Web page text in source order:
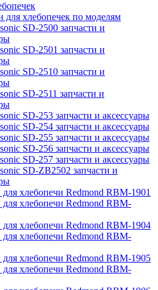
для хлебопечек по моделям
SD-2500 запчасти и
SD-2501 запчасти и
SD-2510 запчасти и
SD-2511 запчасти и
SD-253 запчасти и аксессуары
SD-254 запчасти и аксессуары
SD-255 запчасти и аксессуары
SD-256 запчасти и аксессуары
SD-257 запчасти и аксессуары
SD-ZB2502 запчасти и
для хлебопечи Redmond RBM-1901
для хлебопечи Redmond RBM-
для хлебопечи Redmond RBM-1904
для хлебопечи Redmond RBM-
для хлебопечи Redmond RBM-1905
для хлебопечи Redmond RBM-